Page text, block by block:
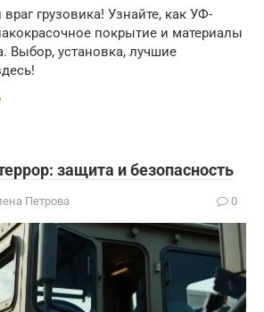
грузовика! Узнайте, как УФ-
покрытие и материалы
Выбор, установка, лучшие
защита и безопасность
Петрова 0